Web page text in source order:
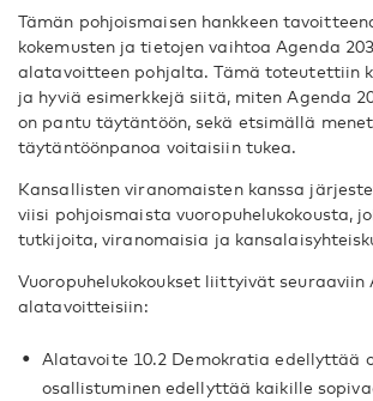
Tämän pohjoismaisen hankkeen
kokemusten ja tietojen vaihtoa Agenda
alatavoitteen pohjalta. Tämä toteutettiin
ja hyviä esimerkkejä siitä, miten Agenda
on pantu täytäntöön, sekä etsimällä
täytäntöönpanoa voitaisiin tukea.
Kansallisten viranomaisten kanssa
viisi pohjoismaista vuoropuhelukokousta,
tutkijoita, viranomaisia ja
Vuoropuhelukokoukset liittyivät seuraaviin
alatavoitteisiin:
Alatavoite 10.2 Demokratia edellyttää
osallistuminen edellyttää kaikille